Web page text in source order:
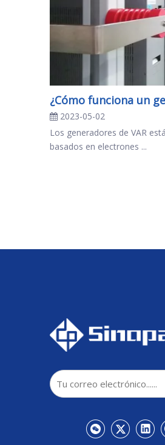
2023-05-02
Los generadores de VAR
basados ​​en electrones ...